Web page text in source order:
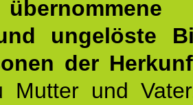
ungelöste
der
Mutter und